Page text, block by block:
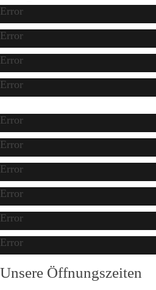
Error
Error
Error
Error
Error
Error
Error
Error
Error
Error
Unsere Öffnungszeiten